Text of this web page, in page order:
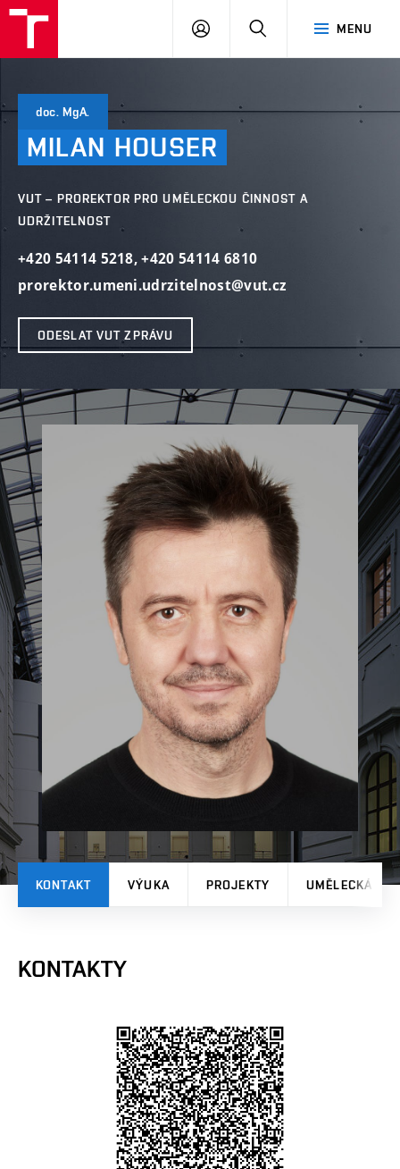
MENU
PŘIHLÁSIT
doc. MgA.
MILAN HOUSER
VUT – PROREKTOR PRO UMĚLECKOU ČINNOST A
UDRŽITELNOST
+420 54114 5218,+420 54114 6810
prorektor.umeni.udrzitelnost@vut.cz
ODESLAT VUT ZPRÁVU
KONTAKT VÝUKA PROJEKTY UMĚLECKÁ
KONTAKTY